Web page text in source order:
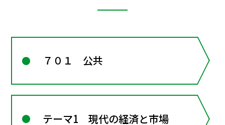
７０１ 公共
テーマ1 現代の経済と市場